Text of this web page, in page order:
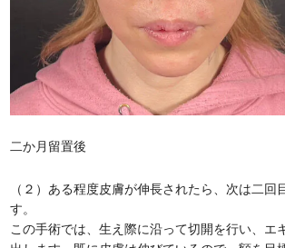
二か月留置後
（２）ある程度皮膚が伸長されたら、次は二回
す。
この手術では、生え際に沿って切開を行い、エ